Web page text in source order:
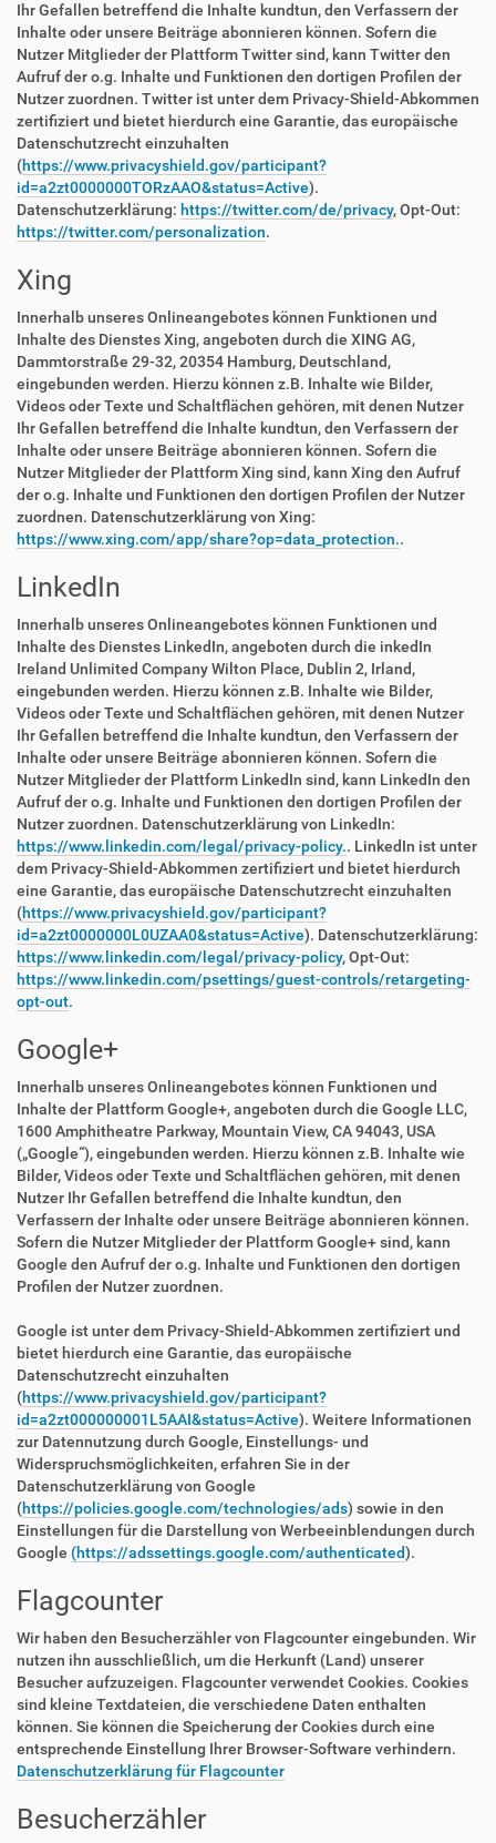
Ihr Gefallen betreffend die Inhalte kundtun, den Verfassern der
Inhalte oder unsere Beiträge abonnieren können. Sofern die
Nutzer Mitglieder der Plattform Twitter sind, kann Twitter den
Aufruf der o.g. Inhalte und Funktionen den dortigen Profilen der
Nutzer zuordnen. Twitter ist unter dem Privacy-Shield-Abkommen
zertifiziert und bietet hierdurch eine Garantie, das europäische
Datenschutzrecht einzuhalten
(https://www.privacyshield.gov/participant?
id=a2zt0000000TORzAAO&status=Active).
Datenschutzerklärung: https://twitter.com/de/privacy, Opt-Out:
https://twitter.com/personalization.
Xing
Innerhalb unseres Onlineangebotes können Funktionen und
Inhalte des Dienstes Xing, angeboten durch die XING AG,
Dammtorstraße 29-32, 20354 Hamburg, Deutschland,
eingebunden werden. Hierzu können z.B. Inhalte wie Bilder,
Videos oder Texte und Schaltflächen gehören, mit denen Nutzer
Ihr Gefallen betreffend die Inhalte kundtun, den Verfassern der
Inhalte oder unsere Beiträge abonnieren können. Sofern die
Nutzer Mitglieder der Plattform Xing sind, kann Xing den Aufruf
der o.g. Inhalte und Funktionen den dortigen Profilen der Nutzer
zuordnen. Datenschutzerklärung von Xing:
https://www.xing.com/app/share?op=data_protection..
LinkedIn
Innerhalb unseres Onlineangebotes können Funktionen und
Inhalte des Dienstes LinkedIn, angeboten durch die inkedIn
Ireland Unlimited Company Wilton Place, Dublin 2, Irland,
eingebunden werden. Hierzu können z.B. Inhalte wie Bilder,
Videos oder Texte und Schaltflächen gehören, mit denen Nutzer
Ihr Gefallen betreffend die Inhalte kundtun, den Verfassern der
Inhalte oder unsere Beiträge abonnieren können. Sofern die
Nutzer Mitglieder der Plattform LinkedIn sind, kann LinkedIn den
Aufruf der o.g. Inhalte und Funktionen den dortigen Profilen der
Nutzer zuordnen. Datenschutzerklärung von LinkedIn:
https://www.linkedin.com/legal/privacy-policy.. LinkedIn ist unter
dem Privacy-Shield-Abkommen zertifiziert und bietet hierdurch
eine Garantie, das europäische Datenschutzrecht einzuhalten
(https://www.privacyshield.gov/participant?
id=a2zt0000000L0UZAA0&status=Active). Datenschutzerklärung:
https://www.linkedin.com/legal/privacy-policy, Opt-Out:
https://www.linkedin.com/psettings/guest-controls/retargeting-
opt-out.
Google+
Innerhalb unseres Onlineangebotes können Funktionen und
Inhalte der Plattform Google+, angeboten durch die Google LLC,
1600 Amphitheatre Parkway, Mountain View, CA 94043, USA
(„Google“), eingebunden werden. Hierzu können z.B. Inhalte wie
Bilder, Videos oder Texte und Schaltflächen gehören, mit denen
Nutzer Ihr Gefallen betreffend die Inhalte kundtun, den
Verfassern der Inhalte oder unsere Beiträge abonnieren können.
Sofern die Nutzer Mitglieder der Plattform Google+ sind, kann
Google den Aufruf der o.g. Inhalte und Funktionen den dortigen
Profilen der Nutzer zuordnen.
Google ist unter dem Privacy-Shield-Abkommen zertifiziert und
bietet hierdurch eine Garantie, das europäische
Datenschutzrecht einzuhalten
(https://www.privacyshield.gov/participant?
id=a2zt000000001L5AAI&status=Active). Weitere Informationen
zur Datennutzung durch Google, Einstellungs- und
Widerspruchsmöglichkeiten, erfahren Sie in der
Datenschutzerklärung von Google
(https://policies.google.com/technologies/ads) sowie in den
Einstellungen für die Darstellung von Werbeeinblendungen durch
Google (https://adssettings.google.com/authenticated).
Flagcounter
Wir haben den Besucherzähler von Flagcounter eingebunden. Wir
nutzen ihn ausschließlich, um die Herkunft (Land) unserer
Besucher aufzuzeigen. Flagcounter verwendet Cookies. Cookies
sind kleine Textdateien, die verschiedene Daten enthalten
können. Sie können die Speicherung der Cookies durch eine
entsprechende Einstellung Ihrer Browser-Software verhindern.
Datenschutzerklärung für Flagcounter
Besucherzähler